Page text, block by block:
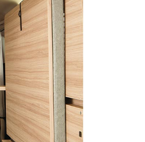
トヨタ
日産
スバル
マツダ
ダイハツ
スズキ